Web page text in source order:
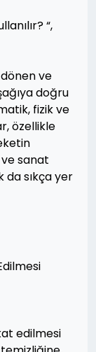
“,
ve
doğru
fizik ve
özellikle
sanat
da sıkça yer
edilmesi